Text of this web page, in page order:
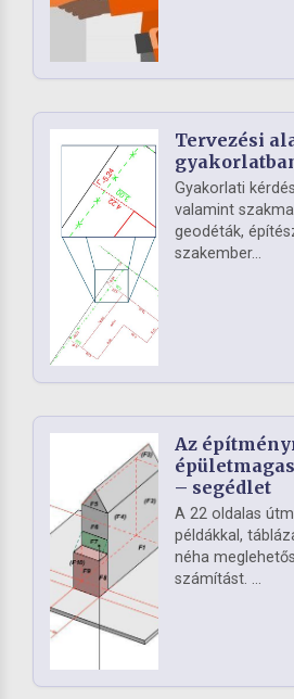
Tervezési
Gyakorlati
valamint
geodéták,
szakember...
Az
– segédlet
A 22 oldalas
példákkal,
néha
számítást. ...